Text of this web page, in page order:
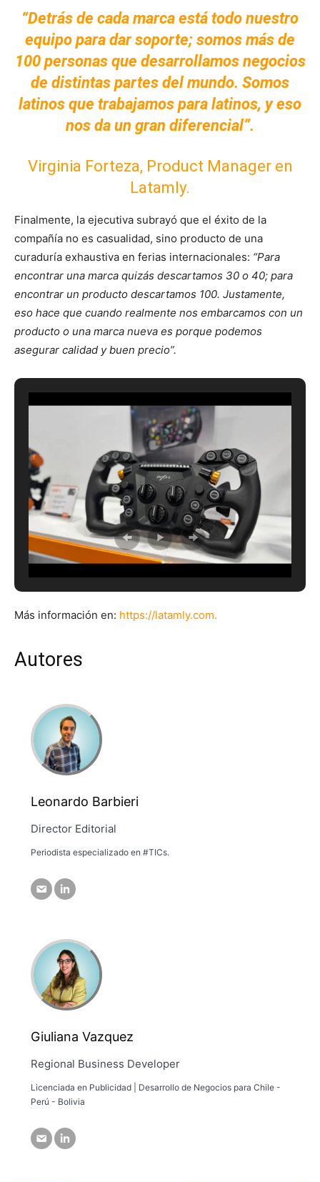
“Detrás de cada marca está todo nuestro
equipo para dar soporte; somos más de
100 personas que desarrollamos negocios
de distintas partes del mundo. Somos
latinos que trabajamos para latinos, y eso
nos da un gran diferencial”.
Virginia Forteza, Product Manager en
Latamly.
Finalmente, la ejecutiva subrayó que el éxito de la
compañía no es casualidad, sino producto de una
curaduría exhaustiva en ferias internacionales: “Para
encontrar una marca quizás descartamos 30 o 40; para
encontrar un producto descartamos 100. Justamente,
eso hace que cuando realmente nos embarcamos con un
producto o una marca nueva es porque podemos
asegurar calidad y buen precio”.
Más información en: https://latamly.com.
Autores
Leonardo Barbieri
Director Editorial
Periodista especializado en #TICs.
Giuliana Vazquez
Regional Business Developer
Licenciada en Publicidad | Desarrollo de Negocios para Chile -
Perú - Bolivia